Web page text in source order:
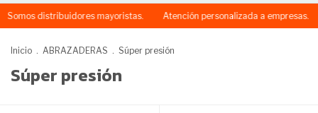
Somos distribuidores mayoristas. Atención personalizada a empresas.
Inicio . ABRAZADERAS . Súper presión
Súper presión